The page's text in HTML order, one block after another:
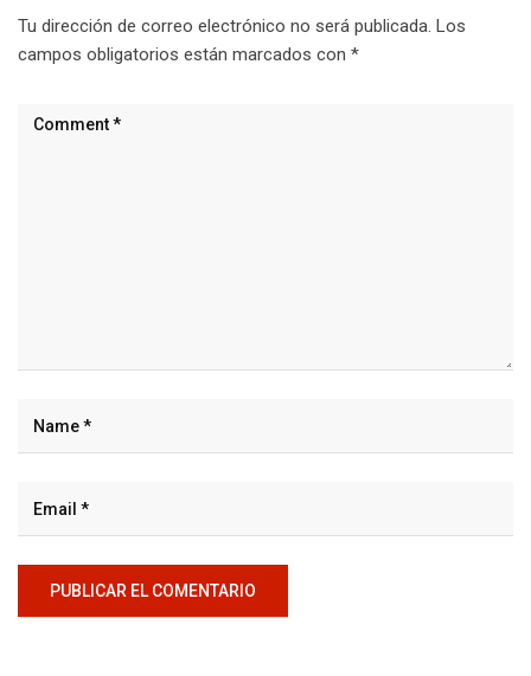
Tu dirección de correo electrónico no será publicada. Los
campos obligatorios están marcados con *